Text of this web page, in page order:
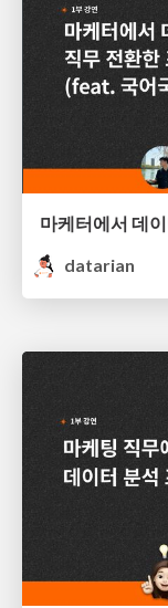
datarian